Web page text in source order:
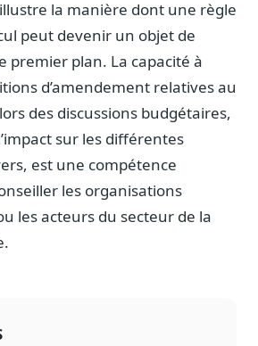
la manière dont une règle
peut devenir un objet de
premier plan. La capacité à
d’amendement relatives au
des discussions budgétaires,
sur les différentes
est une compétence
les organisations
les acteurs du secteur de la